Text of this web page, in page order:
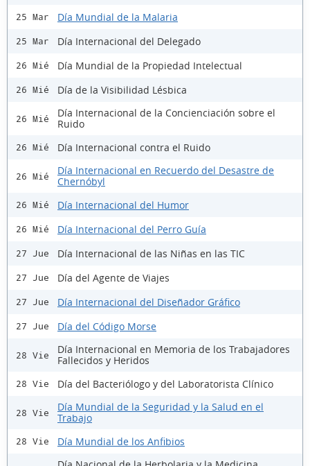
25 Mar Día Mundial de la Malaria
25 Mar Día Internacional del Delegado
26 Mié Día Mundial de la Propiedad Intelectual
26 Mié Día de la Visibilidad Lésbica
26 Mié
Día Internacional de la Concienciación sobre el
Ruido
26 Mié Día Internacional contra el Ruido
26 Mié
Día Internacional en Recuerdo del Desastre de
Chernóbyl
26 Mié Día Internacional del Humor
26 Mié Día Internacional del Perro Guía
27 Jue Día Internacional de las Niñas en las TIC
27 Jue Día del Agente de Viajes
27 Jue Día Internacional del Diseñador Gráfico
27 Jue Día del Código Morse
28 Vie
Día Internacional en Memoria de los Trabajadores
Fallecidos y Heridos
28 Vie Día del Bacteriólogo y del Laboratorista Clínico
28 Vie
Día Mundial de la Seguridad y la Salud en el
Trabajo
28 Vie Día Mundial de los Anfibios